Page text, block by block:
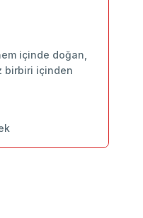
içinde doğan,
birbiri içinden